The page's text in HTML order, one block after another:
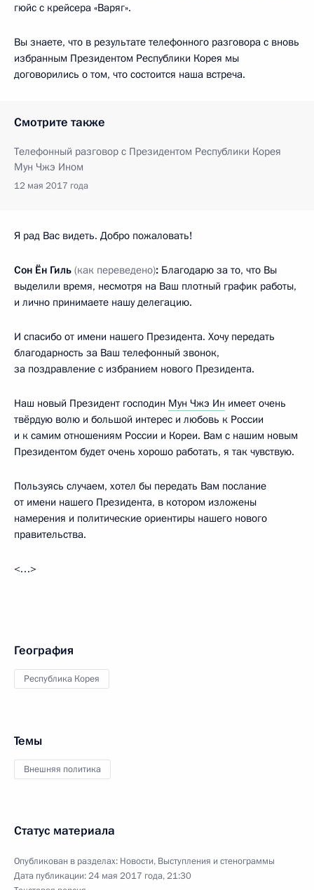
гюйс с крейсера «Варяг».
Вы знаете, что в результате телефонного разговора с вновь
избранным Президентом Республики Корея мы
договорились о том, что состоится наша встреча.
Смотрите также
Телефонный разговор с Президентом Республики Корея
Мун Чжэ Ином
12 мая 2017 года
Я рад Вас видеть. Добро пожаловать!
Сон Ён Гиль (как переведено): Благодарю за то, что Вы
выделили время, несмотря на Ваш плотный график работы,
и лично принимаете нашу делегацию.
И спасибо от имени нашего Президента. Хочу передать
благодарность за Ваш телефонный звонок,
за поздравление с избранием нового Президента.
Наш новый Президент господин Мун Чжэ Ин имеет очень
твёрдую волю и большой интерес и любовь к России
и к самим отношениям России и Кореи. Вам с нашим новым
Президентом будет очень хорошо работать, я так чувствую.
Пользуясь случаем, хотел бы передать Вам послание
от имени нашего Президента, в котором изложены
намерения и политические ориентиры нашего нового
правительства.
<…>
География
Республика Корея
Темы
Внешняя политика
Статус материала
Опубликован в разделах: Новости, Выступления и стенограммы
Дата публикации:24 мая 2017 года, 21:30